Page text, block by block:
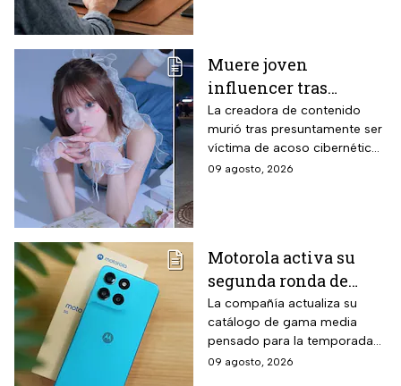
16 gigabytes, pantalla Full HD
antirreflejos de 14 pulgadas y
sistema operativo Windows 10
Professional.
Muere joven
influencer tras
polémica por
ENHYPEN; investigan
ciberacoso
La creadora de contenido
murió tras presuntamente ser
víctima de acoso cibernético
tras un malentendido en un
09 agosto, 2026
Motorola activa su
segunda ronda de
descuentos para el
regreso a clases: el
Moto G67 baja $2,000
pesos y la promoción
La compañía actualiza su
catálogo de gama media
pensado para la temporada
escolar con un equipo de
09 agosto, 2026